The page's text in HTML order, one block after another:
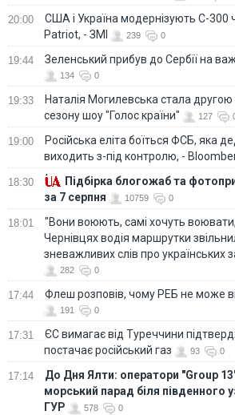
20:00
США і Україна модернізують С-300
Patriot, - ЗМІ
239 0
19:44 Зеленський прибув до Сербії на
134 0
19:33
Наталія Могилевська стала
сезону шоу "Голос країни"
127
19:00
Російська еліта боїться ФСБ, яка
виходить з-під контролю, -
18:30
Підбірка блогожаб та
за 7 серпня
10759 0
18:01
"Вони воюють, самі хочуть
Чернівцях водія маршрутки
зневажливих слів про українських
282 0
17:44 Флеш розповів, чому РЕБ не може
191 0
17:31
ЄС вимагає від Туреччини
постачає російський газ
93 0
17:14
До Дня Ялти: оператори "Group
морський парад біля південного
ГУР
578 0